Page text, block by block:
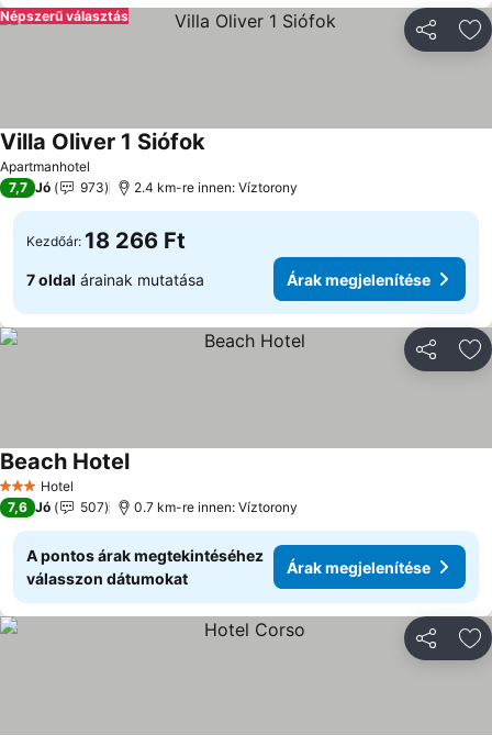
Népszerű választás
Apartmanhotel
Villa Oliver 1 SiófokÁrak megjelenítése
7,7 Jó 973 2.4 km-re innen: Víztorony
Kezdőár: 18 266 Ft
7 oldal árainak mutatása Árak megjelenítése
3 Kategória
Hotel
Beach HotelÁrak megjelenítése
7,6 Jó 507 0.7 km-re innen: Víztorony
A pontos árak megtekintéséhez
válasszon dátumokat
Árak megjelenítése